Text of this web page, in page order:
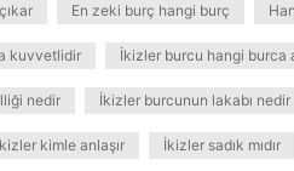
En zeki burç hangi burç
kuvvetlidir İkizler burcu hangi burca
nedir İkizler burcunun lakabı nedir
kimle anlaşır İkizler sadık mıdır